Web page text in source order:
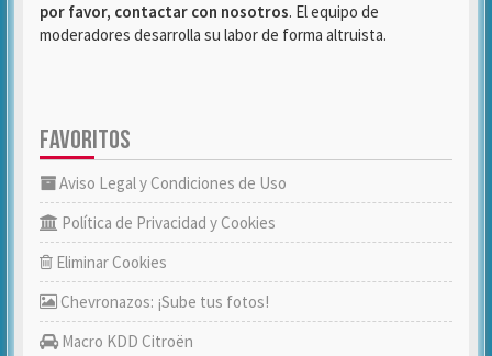
por favor, contactar con nosotros. El equipo de
moderadores desarrolla su labor de forma altruista.
FAVORITOS
Aviso Legal y Condiciones de Uso
Política de Privacidad y Cookies
Eliminar Cookies
Chevronazos: ¡Sube tus fotos!
Macro KDD Citroën